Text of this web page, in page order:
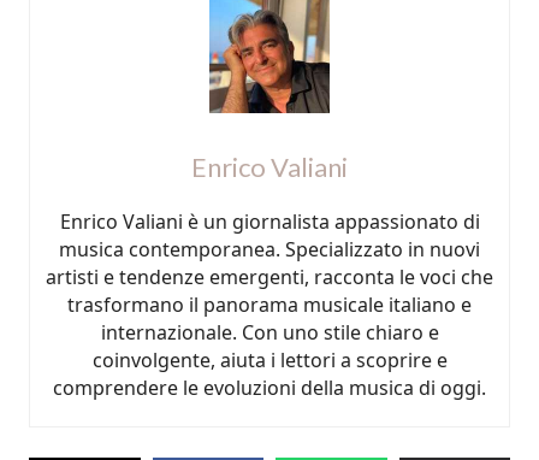
Enrico Valiani
Enrico Valiani è un giornalista appassionato di
musica contemporanea. Specializzato in nuovi
artisti e tendenze emergenti, racconta le voci che
trasformano il panorama musicale italiano e
internazionale. Con uno stile chiaro e
coinvolgente, aiuta i lettori a scoprire e
comprendere le evoluzioni della musica di oggi.